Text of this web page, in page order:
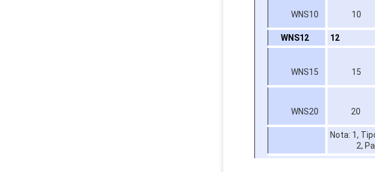
WNS10 10
WNS12 12
WNS15 15
WNS20 20
Nota: 1,
2,